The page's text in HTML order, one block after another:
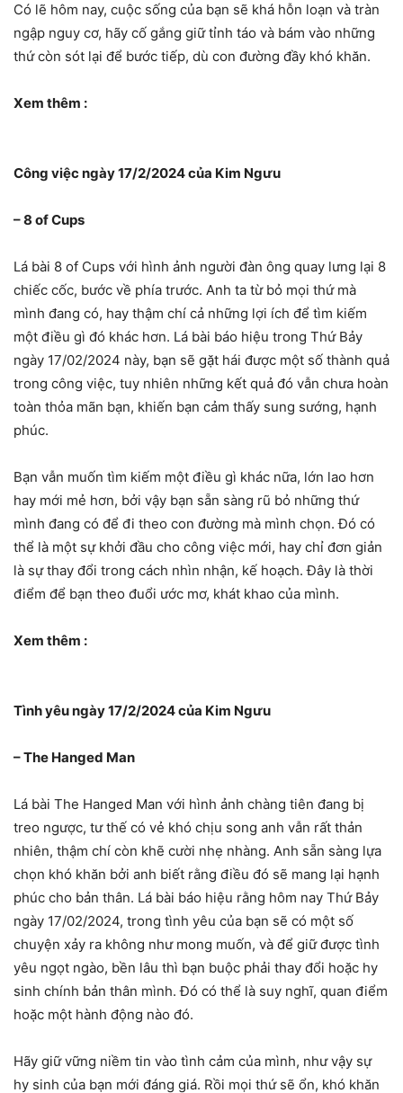
Có lẽ hôm nay, cuộc sống của bạn sẽ khá hỗn loạn và tràn
ngập nguy cơ, hãy cố gắng giữ tỉnh táo và bám vào những
thứ còn sót lại để bước tiếp, dù con đường đầy khó khăn.
Xem thêm :
Công việc ngày 17/2/2024 của Kim Ngưu
– 8 of Cups
Lá bài 8 of Cups với hình ảnh người đàn ông quay lưng lại 8
chiếc cốc, bước về phía trước. Anh ta từ bỏ mọi thứ mà
mình đang có, hay thậm chí cả những lợi ích để tìm kiếm
một điều gì đó khác hơn. Lá bài báo hiệu trong Thứ Bảy
ngày 17/02/2024 này, bạn sẽ gặt hái được một số thành quả
trong công việc, tuy nhiên những kết quả đó vẫn chưa hoàn
toàn thỏa mãn bạn, khiến bạn cảm thấy sung sướng, hạnh
phúc.
Bạn vẫn muốn tìm kiếm một điều gì khác nữa, lớn lao hơn
hay mới mẻ hơn, bởi vậy bạn sẵn sàng rũ bỏ những thứ
mình đang có để đi theo con đường mà mình chọn. Đó có
thể là một sự khởi đầu cho công việc mới, hay chỉ đơn giản
là sự thay đổi trong cách nhìn nhận, kế hoạch. Đây là thời
điểm để bạn theo đuổi ước mơ, khát khao của mình.
Xem thêm :
Tình yêu ngày 17/2/2024 của Kim Ngưu
– The Hanged Man
Lá bài The Hanged Man với hình ảnh chàng tiên đang bị
treo ngược, tư thế có vẻ khó chịu song anh vẫn rất thản
nhiên, thậm chí còn khẽ cười nhẹ nhàng. Anh sẵn sàng lựa
chọn khó khăn bởi anh biết rằng điều đó sẽ mang lại hạnh
phúc cho bản thân. Lá bài báo hiệu rằng hôm nay Thứ Bảy
ngày 17/02/2024, trong tình yêu của bạn sẽ có một số
chuyện xảy ra không như mong muốn, và để giữ được tình
yêu ngọt ngào, bền lâu thì bạn buộc phải thay đổi hoặc hy
sinh chính bản thân mình. Đó có thể là suy nghĩ, quan điểm
hoặc một hành động nào đó.
Hãy giữ vững niềm tin vào tình cảm của mình, như vậy sự
hy sinh của bạn mới đáng giá. Rồi mọi thứ sẽ ổn, khó khăn